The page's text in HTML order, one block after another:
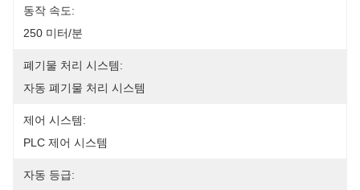
동작 속도:
250 미터/분
폐기물 처리 시스템:
자동 폐기물 처리 시스템
제어 시스템:
PLC 제어 시스템
자동 등급: